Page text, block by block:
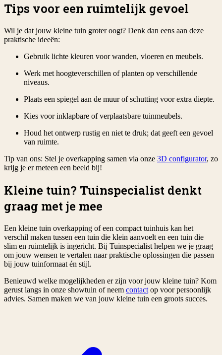
Tips voor een ruimtelijk gevoel
Wil je dat jouw kleine tuin groter oogt? Denk dan eens aan deze
praktische ideeën:
Gebruik lichte kleuren voor wanden, vloeren en meubels.
Werk met hoogteverschillen of planten op verschillende
niveaus.
Plaats een spiegel aan de muur of schutting voor extra diepte.
Kies voor inklapbare of verplaatsbare tuinmeubels.
Houd het ontwerp rustig en niet te druk; dat geeft een gevoel
van ruimte.
Tip van ons: Stel je overkapping samen via onze 3D configurator, zo
krijg je er meteen een beeld bij!
Kleine tuin? Tuinspecialist denkt
graag met je mee
Een kleine tuin overkapping of een compact tuinhuis kan het
verschil maken tussen een tuin die klein aanvoelt en een tuin die
slim en ruimtelijk is ingericht. Bij Tuinspecialist helpen we je graag
om jouw wensen te vertalen naar praktische oplossingen die passen
bij jouw tuinformaat én stijl.
Benieuwd welke mogelijkheden er zijn voor jouw kleine tuin? Kom
gerust langs in onze showtuin of neem contact op voor persoonlijk
advies. Samen maken we van jouw kleine tuin een groots succes.